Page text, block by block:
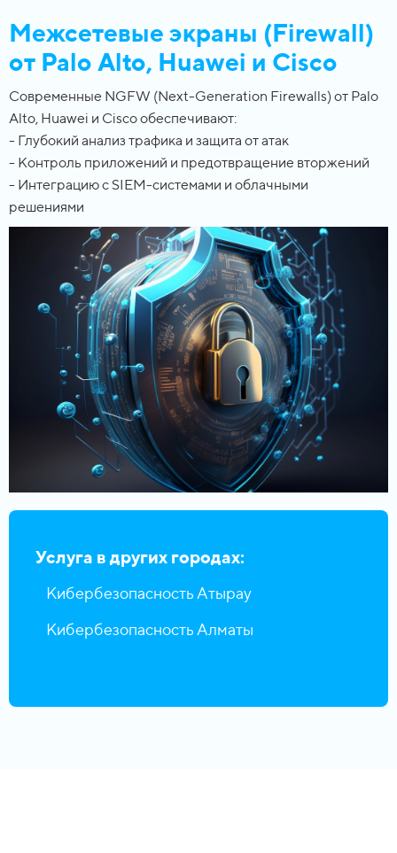
Межсетевые экраны (Firewall)
от Palo Alto, Huawei и Cisco
Современные NGFW (Next-Generation Firewalls) от Palo
Alto, Huawei и Cisco обеспечивают:
- Глубокий анализ трафика и защита от атак
- Контроль приложений и предотвращение вторжений
- Интеграцию с SIEM-системами и облачными
решениями
Услуга в других городах:
Кибербезопасность Атырау
Кибербезопасность Алматы